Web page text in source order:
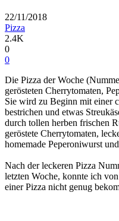
22/11/2018
Pizza
2.4K
0
0
Die Pizza der Woche
gerösteten Cherrytomaten,
Sie wird zu Beginn mit einer
bestrichen und etwas
durch tollen herben frischen
geröstete Cherrytomaten,
homemade Peperoniwurst
Nach der leckeren Pizza
letzten Woche, konnte ich
einer Pizza nicht genug